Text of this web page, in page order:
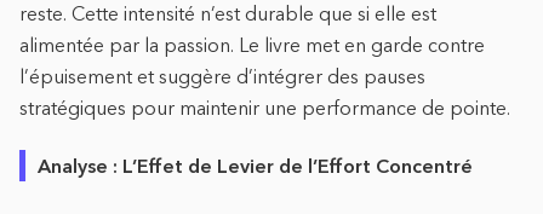
reste. Cette intensité n’est durable que si elle est
alimentée par la passion. Le livre met en garde contre
l’épuisement et suggère d’intégrer des pauses
stratégiques pour maintenir une performance de pointe.
Analyse : L’Effet de Levier de l’Effort Concentré